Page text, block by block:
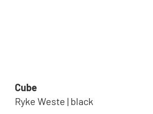
Cube
Ryke Weste | black